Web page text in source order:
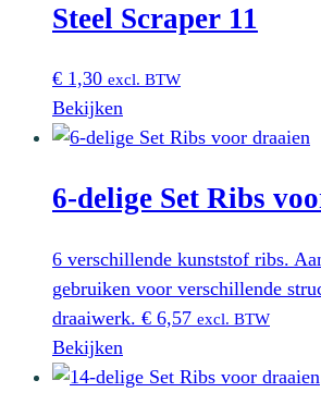
Steel Scraper 11
€ 1,30 excl. BTW
Bekijken
6-delige Set Ribs
6 verschillende kunststof ribs.
gebruiken voor verschillende
draaiwerk. € 6,57 excl. BTW
Bekijken